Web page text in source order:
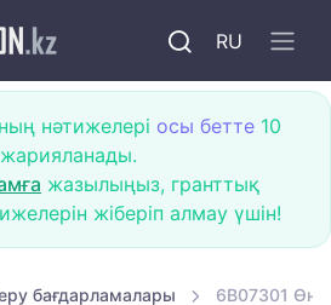
RU
нәтижелері осы бетте 10
жазылыңыз, гранттық
жіберіп алмау үшін!
бағдарламалары 6B07301